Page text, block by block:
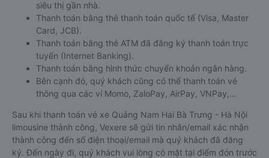
siêu thị gần nhà.
Thanh toán bằng thẻ thanh toán quốc tế (Visa, Master
Card, JCB).
Thanh toán bằng thẻ ATM đã đăng ký thanh toán trực
tuyến (Internet Banking).
Thanh toán bằng hình thức chuyển khoản ngân hàng.
Bên cạnh đó, quý khách cũng có thể thanh toán vé
thông qua các ví Momo, ZaloPay, AirPay, VNPay,…
Sau khi thanh toán vé xe Quảng Nam Hai Bà Trưng - Hà Nội
limousine thành công, Vexere sẽ gửi tin nhắn/email xác nhận
thành công đến số điện thoại/email mà quý khách đã đăng
ký. Đến ngày đi, quý khách vui lòng có mặt tại điểm đón trước